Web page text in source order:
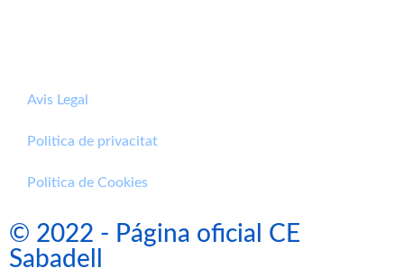
Avis Legal
Politica de privacitat
Politica de Cookies
© 2022 - Página oficial CE
Sabadell